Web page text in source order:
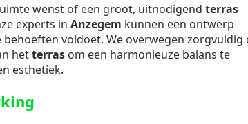
wenst of een groot, uitnodigend terras
experts in Anzegem kunnen een ontwerp
voldoet. We overwegen zorgvuldig
hetterras om een harmonieuze balans te
esthetiek.